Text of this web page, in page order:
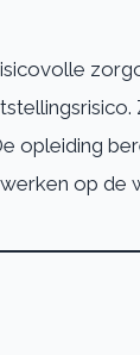
opleiding
op de